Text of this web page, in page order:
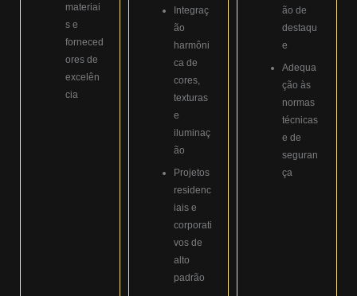
materiai
s e
forneced
ores de
excelên
cia
Integraç
ão
harmôni
ca de
cores,
texturas
e
iluminaç
ão
Projetos
residenc
iais e
corporati
vos de
alto
padrão
ão de
destaqu
e
Adequa
ção às
normas
técnicas
e de
seguran
ça